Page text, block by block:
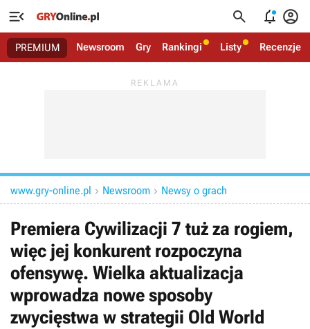
   
PREMIUM Newsroom Gry Rankingi Listy Recenzje
www.gry-online.pl  Newsroom  Newsy o grach
Premiera Cywilizacji 7 tuż za rogiem,
więc jej konkurent rozpoczyna
ofensywę. Wielka aktualizacja
wprowadza nowe sposoby
zwycięstwa w strategii Old World